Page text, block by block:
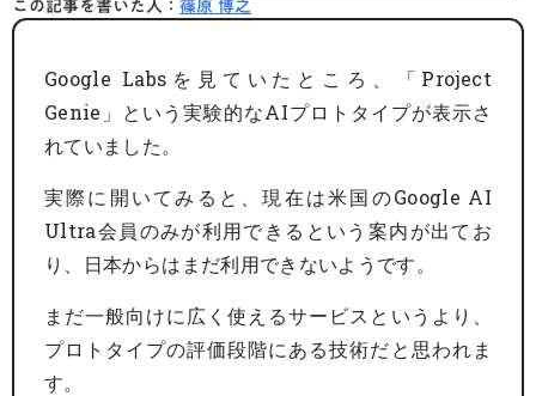
Google Labsを見ていたところ、「Project
Genie」という実験的なAIプロトタイプが表示さ
れていました。
実際に開いてみると、現在は米国のGoogle AI
Ultra会員のみが利用できるという案内が出てお
り、日本からはまだ利用できないようです。
まだ一般向けに広く使えるサービスというより、
プロトタイプの評価段階にある技術だと思われま
す。